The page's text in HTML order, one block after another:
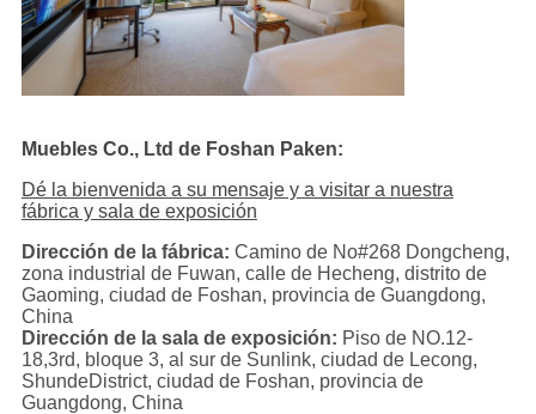
Muebles Co., Ltd de Foshan Paken:
Dé la bienvenida a su mensaje y a visitar a nuestra
fábrica y sala de exposición
Dirección de la fábrica: Camino de No#268 Dongcheng,
zona industrial de Fuwan, calle de Hecheng, distrito de
Gaoming, ciudad de Foshan, provincia de Guangdong,
China
Dirección de la sala de exposición: Piso de NO.12-
18,3rd, bloque 3, al sur de Sunlink, ciudad de Lecong,
ShundeDistrict, ciudad de Foshan, provincia de
Guangdong, China